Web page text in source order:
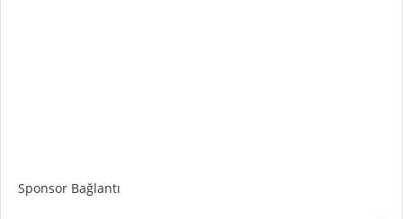
Sponsor Bağlantı